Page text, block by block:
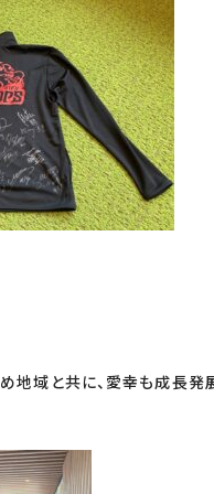
地域と共に、愛幸も成⾧発